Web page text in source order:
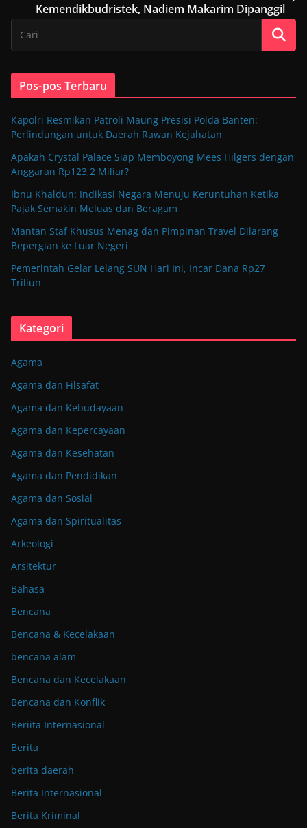
Kemendikbudristek, Nadiem Makarim Dipanggil
Pos-pos Terbaru
Kapolri Resmikan Patroli Maung Presisi Polda Banten:
Perlindungan untuk Daerah Rawan Kejahatan
Apakah Crystal Palace Siap Memboyong Mees Hilgers dengan
Anggaran Rp123,2 Miliar?
Ibnu Khaldun: Indikasi Negara Menuju Keruntuhan Ketika
Pajak Semakin Meluas dan Beragam
Mantan Staf Khusus Menag dan Pimpinan Travel Dilarang
Bepergian ke Luar Negeri
Pemerintah Gelar Lelang SUN Hari Ini, Incar Dana Rp27
Triliun
Kategori
Agama
Agama dan Filsafat
Agama dan Kebudayaan
Agama dan Kepercayaan
Agama dan Kesehatan
Agama dan Pendidikan
Agama dan Sosial
Agama dan Spiritualitas
Arkeologi
Arsitektur
Bahasa
Bencana
Bencana & Kecelakaan
bencana alam
Bencana dan Kecelakaan
Bencana dan Konflik
Beriita Internasional
Berita
berita daerah
Berita Internasional
Berita Kriminal